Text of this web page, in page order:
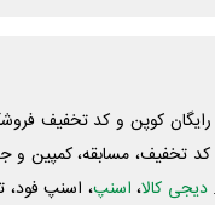
کوپن و کد تخفیف
تخفیف، مسابقه، کمپین و
دیجی کالا، اسنپ، اسنپ فود،